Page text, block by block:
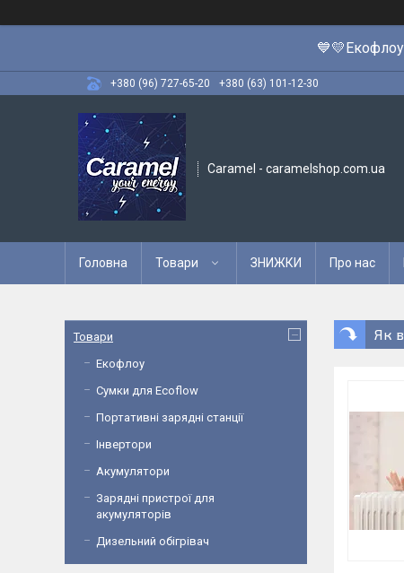
+380 (96) 727-65-20 +380 (63) 101-12-30
Caramel - caramelshop.com.ua
Головна Товари ЗНИЖКИ Про нас
Як
Товари
Екофлоу
Сумки для Ecoflow
Портативні зарядні станції
Інвертори
Акумулятори
Зарядні пристрої для
акумуляторів
Дизельний обігрівач